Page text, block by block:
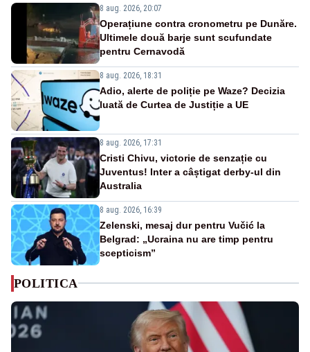
8 aug. 2026, 20:07
Operațiune contra cronometru pe Dunăre.
Ultimele două barje sunt scufundate
pentru Cernavodă
8 aug. 2026, 18:31
Adio, alerte de poliție pe Waze? Decizia
luată de Curtea de Justiție a UE
8 aug. 2026, 17:31
Cristi Chivu, victorie de senzație cu
Juventus! Inter a câștigat derby-ul din
Australia
8 aug. 2026, 16:39
Zelenski, mesaj dur pentru Vučić la
Belgrad: „Ucraina nu are timp pentru
scepticism”
POLITICA